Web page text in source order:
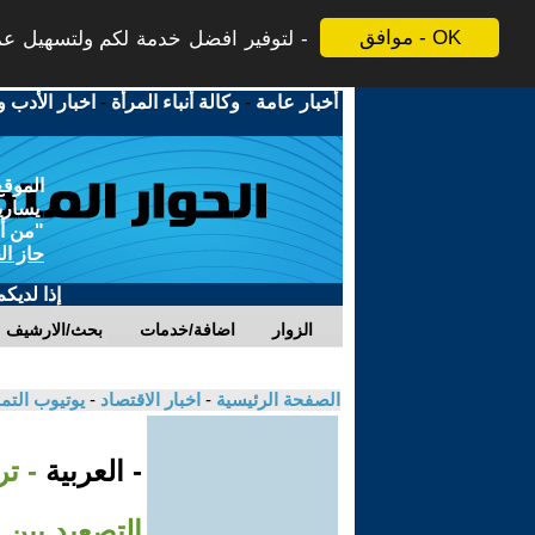
موافق - OK لتوفير افضل خدمة لكم ولتسهيل
أخبار عامة -وكالة أنباء المرأة - اخبار الأدب
"من
حاز
إذا
بحث/الارشيف اضافة/خدمات الزوار
الصفحة الرئيسية - اخبار الاقتصاد - يوتيوب
- العربية -